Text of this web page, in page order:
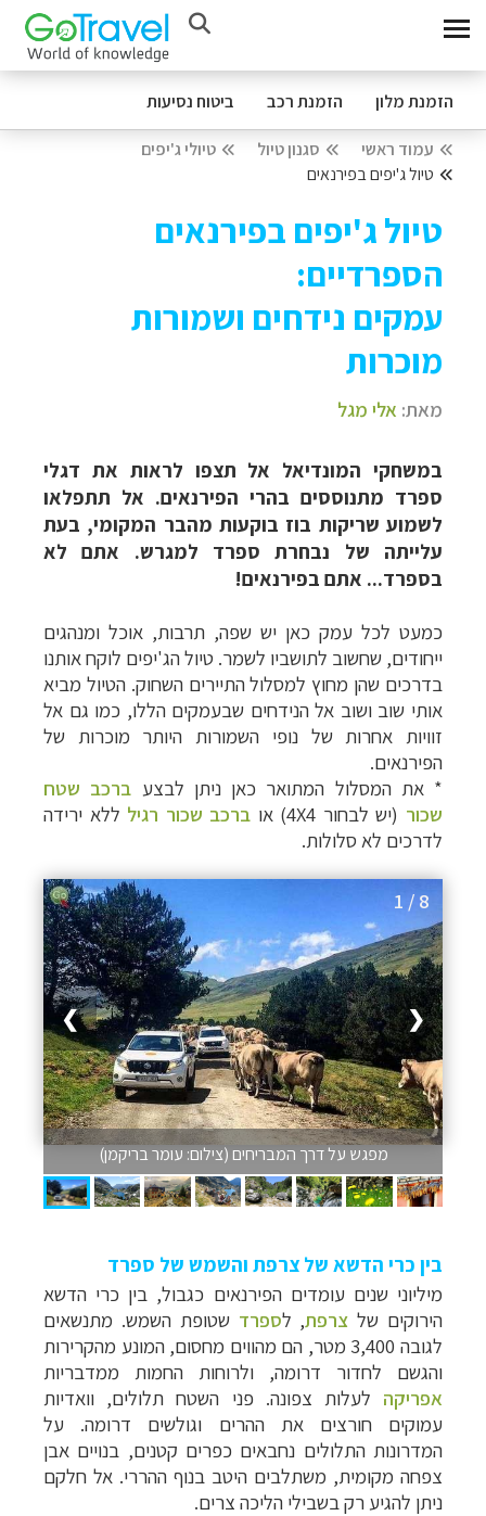
הזמנת מלון הזמנת רכב ביטוח נסיעות
עמוד ראשי סגנון טיול
טיולי ג'יפים
טיול ג'יפים בפירנאים
טיול ג'יפים בפירנאים
הספרדיים:
עמקים נידחים ושמורות
מוכרות
מאת: אלי מגל
במשחקי המונדיאל אל תצפו לראות את דגלי
ספרד מתנוססים בהרי הפירנאים. אל תתפלאו
לשמוע שריקות בוז בוקעות מהבר המקומי, בעת
עלייתה של נבחרת ספרד למגרש. אתם לא
בספרד... אתם בפירנאים!
כמעט לכל עמק כאן יש שפה, תרבות, אוכל ומנהגים
ייחודים, שחשוב לתושביו לשמר. טיול הג'יפים לוקח אותנו
בדרכים שהן מחוץ למסלול התיירים השחוק. הטיול מביא
אותי שוב ושוב אל הנידחים שבעמקים הללו, כמו גם אל
זוויות אחרות של נופי השמורות היותר מוכרות של
הפירנאים.
* את המסלול המתואר כאן ניתן לבצע ברכב שטח
שכור (יש לבחור 4X4) או ברכב שכור רגיל ללא ירידה
לדרכים לא סלולות.
1 / 8
❯ ❮
מפגש על דרך המבריחים (צילום: עומר בריקמן)
בין כרי הדשא של צרפת והשמש של ספרד
מיליוני שנים עומדים הפירנאים כגבול, בין כרי הדשא
הירוקים של צרפת, לספרד שטופת השמש. מתנשאים
לגובה 3,400 מטר, הם מהווים מחסום, המונע מהקרירות
והגשם לחדור דרומה, ולרוחות החמות ממדבריות
אפריקה לעלות צפונה. פני השטח תלולים, וואדיות
עמוקים חורצים את ההרים וגולשים דרומה. על
המדרונות התלולים נחבאים כפרים קטנים, בנויים אבן
צפחה מקומית, משתלבים היטב בנוף ההררי. אל חלקם
ניתן להגיע רק בשבילי הליכה צרים.